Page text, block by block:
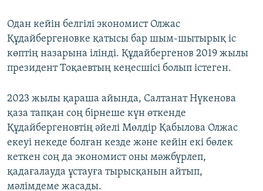
Одан кейін белгілі экономист Олжас
Құдайбергеновке қатысы бар шым-шытырық іс
көптің назарына ілінді. Құдайбергенов 2019 жылы
президент Тоқаевтың кеңесшісі болып істеген.
2023 жылы қараша айында, Салтанат Нүкенова
қаза тапқан соң бірнеше күн өткенде
Құдайбергеновтің әйелі Мөлдір Қабылова Олжас
екеуі некеде болған кезде және кейін екі бөлек
кеткен соң да экономист оны мәжбүрлеп,
қадағалауда ұстауға тырысқанын айтып,
мәлімдеме жасады.